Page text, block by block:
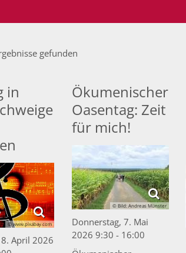
gefunden
in
© www.pixabay.com
April 2026
Ökumenischer
Oasentag: Zeit
für mich!
© Bild: Andreas Münster
Donnerstag, 7. Mai
2026 9:30 - 16:00